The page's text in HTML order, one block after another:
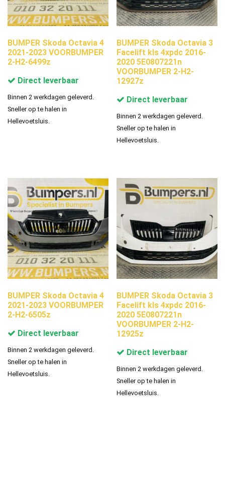
BUMPER Skoda Octavia 4
2021-2023 VOORBUMPER
2-H2-6499z
Direct leverbaar
Binnen 2 werkdagen geleverd.
Sneller op te halen in
Hellevoetsluis.
BUMPER Skoda Octavia 3
Facelift kls 4xpdc 2016-
2020 5E0807221n
VOORBUMPER 2-H2-
12927z
Direct leverbaar
Binnen 2 werkdagen geleverd.
Sneller op te halen in
Hellevoetsluis.
BUMPER Skoda Octavia 4
2021-2023 VOORBUMPER
2-H2-6505z
Direct leverbaar
Binnen 2 werkdagen geleverd.
Sneller op te halen in
Hellevoetsluis.
BUMPER Skoda Octavia 3
Facelift kls 4xpdc 2016-
2020 5E0807221n
VOORBUMPER 2-H2-
12925z
Direct leverbaar
Binnen 2 werkdagen geleverd.
Sneller op te halen in
Hellevoetsluis.